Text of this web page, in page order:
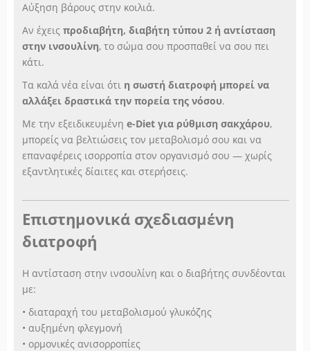
Αύξηση βάρους στην κοιλιά.
Αν έχεις προδιαβήτη, διαβήτη τύπου 2 ή αντίσταση
στην ινσουλίνη, το σώμα σου προσπαθεί να σου πει
κάτι.
Τα καλά νέα είναι ότι η σωστή διατροφή μπορεί να
αλλάξει δραστικά την πορεία της νόσου.
Με την εξειδικευμένη e-Diet για ρύθμιση σακχάρου,
μπορείς να βελτιώσεις τον μεταβολισμό σου και να
επαναφέρεις ισορροπία στον οργανισμό σου — χωρίς
εξαντλητικές δίαιτες και στερήσεις.
Επιστημονικά σχεδιασμένη
διατροφή
Η αντίσταση στην ινσουλίνη και ο διαβήτης συνδέονται
με:
• διαταραχή του μεταβολισμού γλυκόζης
• αυξημένη φλεγμονή
• ορμονικές ανισορροπίες